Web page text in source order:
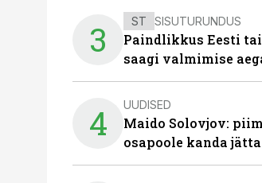
3 ST SISUTURUNDUS
Paindlikkus Eesti
saagi valmimise
4 UUDISED
Maido Solovjov:
osapoole kanda jätta